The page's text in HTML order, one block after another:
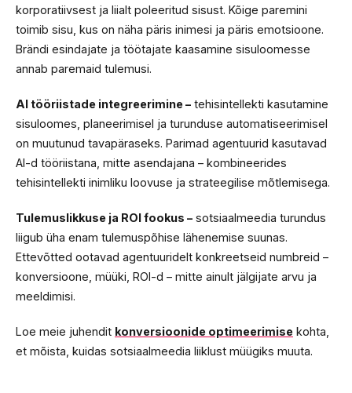
korporatiivsest ja liialt poleeritud sisust. Kõige paremini
toimib sisu, kus on näha päris inimesi ja päris emotsioone.
Brändi esindajate ja töötajate kaasamine sisuloomesse
annab paremaid tulemusi.
AI tööriistade integreerimine – tehisintellekti kasutamine
sisuloomes, planeerimisel ja turunduse automatiseerimisel
on muutunud tavapäraseks. Parimad agentuurid kasutavad
AI-d tööriistana, mitte asendajana – kombineerides
tehisintellekti inimliku loovuse ja strateegilise mõtlemisega.
Tulemuslikkuse ja ROI fookus – sotsiaalmeedia turundus
liigub üha enam tulemuspõhise lähenemise suunas.
Ettevõtted ootavad agentuuridelt konkreetseid numbreid –
konversioone, müüki, ROI-d – mitte ainult jälgijate arvu ja
meeldimisi.
Loe meie juhendit konversioonide optimeerimise kohta,
et mõista, kuidas sotsiaalmeedia liiklust müügiks muuta.